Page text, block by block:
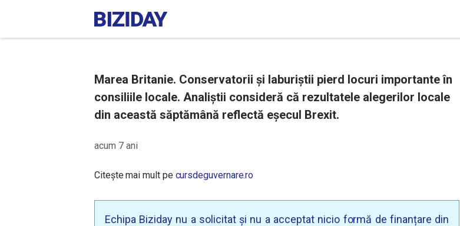
Marea Britanie. Conservatorii și laburiștii pierd locuri importante în
consiliile locale. Analiștii consideră că rezultatele alegerilor locale
din această săptămână reflectă eșecul Brexit.
acum 7 ani
Citește mai mult pe cursdeguvernare.ro
Echipa Biziday nu a solicitat și nu a acceptat nicio formă de finanțare din